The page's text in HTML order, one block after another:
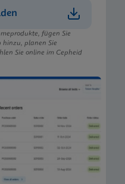
fügen Sie
hinzu, planen Sie
Sie online im Cepheid